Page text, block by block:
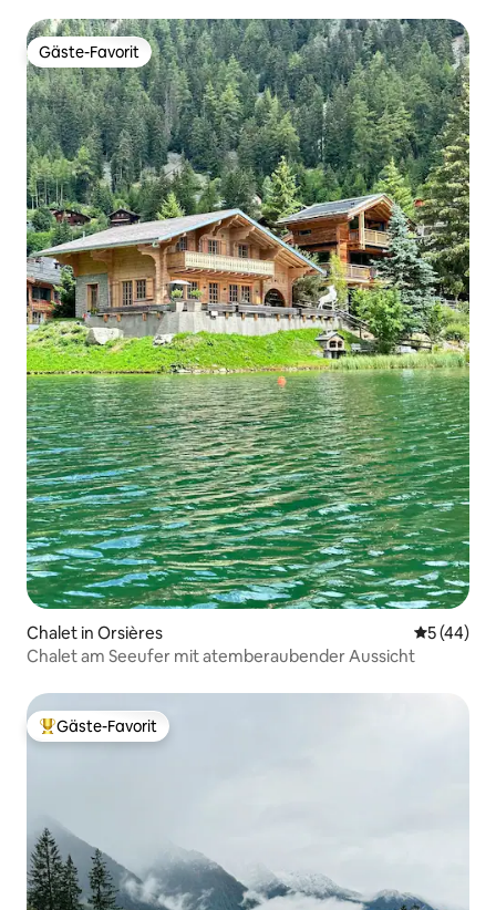
Gäste-Favorit
Gäste-Favorit
Chalet in Orsières
5 (44)
Chalet am Seeufer mit atemberaubender Aussicht
Beliebter Gäste-Favorit.
Gäste-Favorit